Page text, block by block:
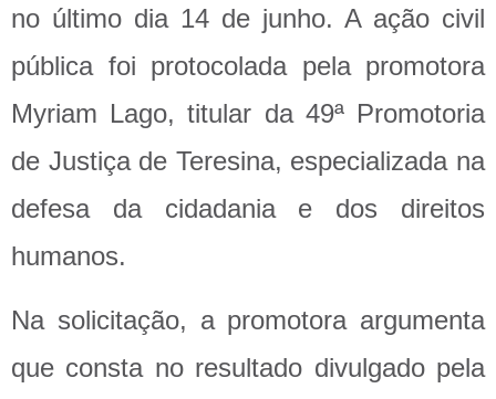
no último dia 14 de junho. A ação civil
pública foi protocolada pela promotora
Myriam Lago, titular da 49ª Promotoria
de Justiça de Teresina, especializada na
defesa da cidadania e dos direitos
humanos.
Na solicitação, a promotora argumenta
que consta no resultado divulgado pela